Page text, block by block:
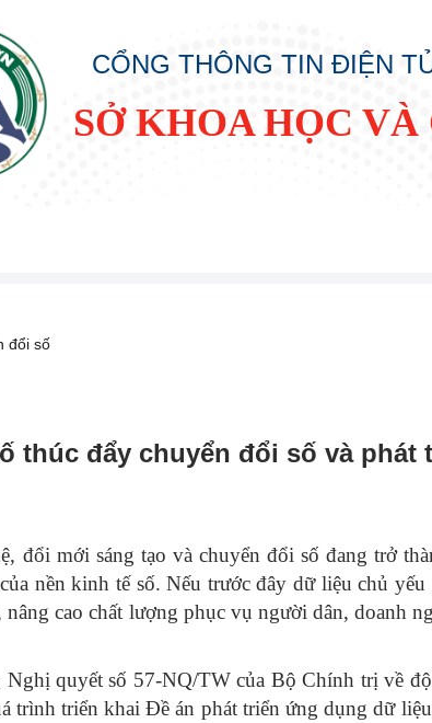
CỔNG THÔNG TIN ĐIỆN
SỞ KHOA HỌC VÀ
đổi số
thúc đẩy chuyển đổi số và
đổi mới sáng tạo và chuyển đổi số đang trở
nền kinh tế số. Nếu trước đây dữ liệu chủ
cao chất lượng phục vụ người dân, doanh
quyết số 57-NQ/TW của Bộ Chính trị về
trình triển khai Đề án phát triển ứng dụng dữ